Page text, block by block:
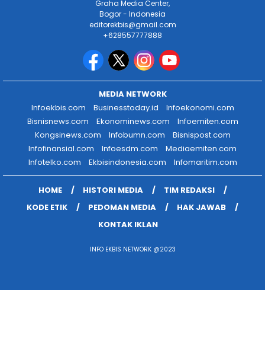
Graha Media Center,
Bogor - Indonesia
editorekbis@gmail.com
+628557777888
MEDIA NETWORK
Infoekbis.com
Businesstoday.id
Infoekonomi.com
Bisnisnews.com
Ekonominews.com
Infoemiten.com
Kongsinews.com
Infobumn.com
Bisnispost.com
Infofinansial.com
Infoesdm.com
Mediaemiten.com
Infotelko.com
Ekbisindonesia.com Infomaritim.com
HOME HISTORI MEDIA
TIM REDAKSI
KODE ETIK
PEDOMAN MEDIA
HAK JAWAB
KONTAK IKLAN
INFO EKBIS NETWORK @2023